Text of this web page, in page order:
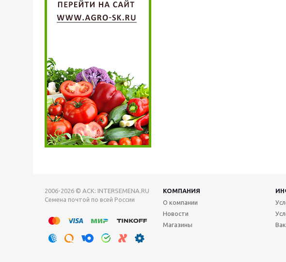
2006-2026 © АСК: INTERSEMENA.RU
Семена почтой по всей России
КОМПАНИЯ
О компании
Новости
Магазины